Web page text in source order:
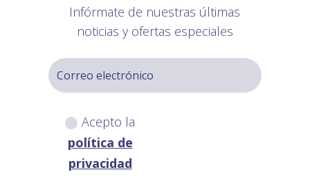
Infórmate de nuestras últimas
noticias y ofertas especiales
Acepto la
política de
privacidad